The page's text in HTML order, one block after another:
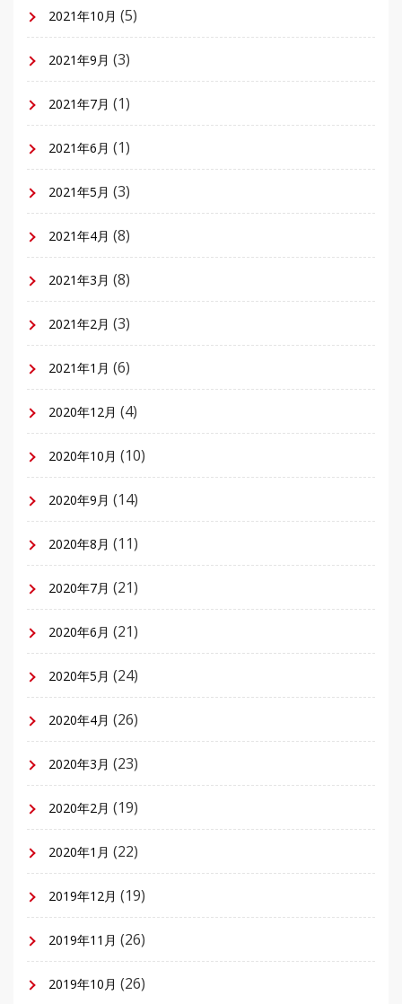
2021年10月 (5)
2021年9月 (3)
2021年7月 (1)
2021年6月 (1)
2021年5月 (3)
2021年4月 (8)
2021年3月 (8)
2021年2月 (3)
2021年1月 (6)
2020年12月 (4)
2020年10月 (10)
2020年9月 (14)
2020年8月 (11)
2020年7月 (21)
2020年6月 (21)
2020年5月 (24)
2020年4月 (26)
2020年3月 (23)
2020年2月 (19)
2020年1月 (22)
2019年12月 (19)
2019年11月 (26)
2019年10月 (26)